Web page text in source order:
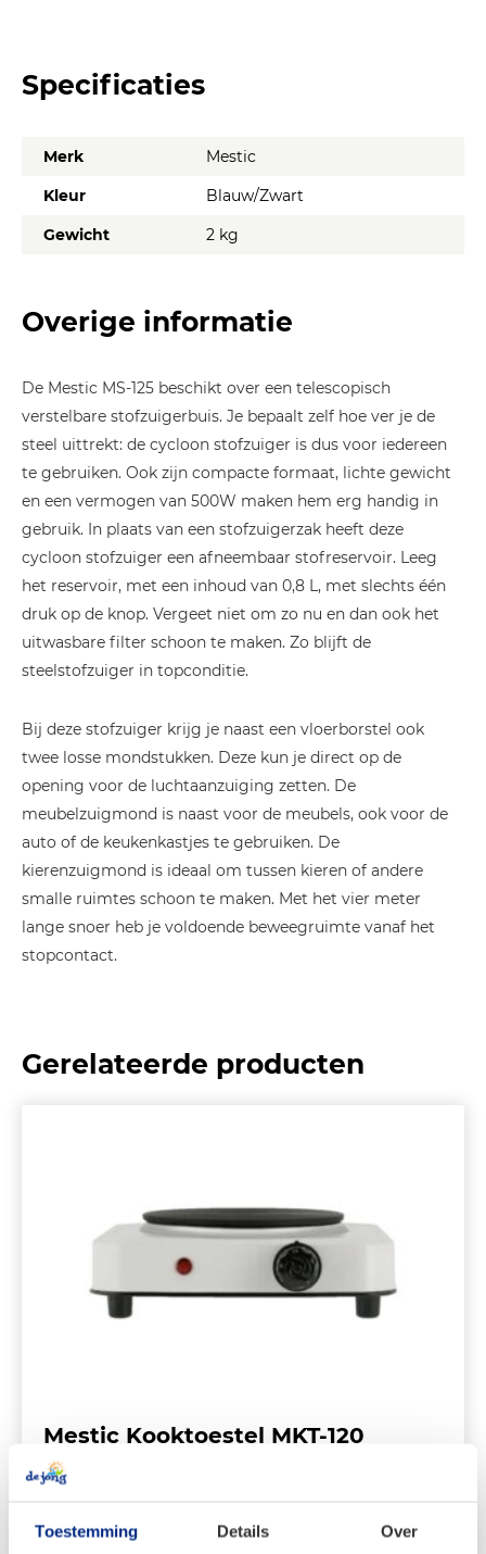
Toestemming Details Over
Specificaties
Merk
Mestic
Kleur
Blauw/Zwart
Gewicht
2 kg
Overige informatie
De Mestic MS-125 beschikt over een telescopisch
verstelbare stofzuigerbuis. Je bepaalt zelf hoe ver je de
steel uittrekt: de cycloon stofzuiger is dus voor iedereen
te gebruiken. Ook zijn compacte formaat, lichte gewicht
en een vermogen van 500W maken hem erg handig in
gebruik. In plaats van een stofzuigerzak heeft deze
cycloon stofzuiger een afneembaar stofreservoir. Leeg
het reservoir, met een inhoud van 0,8 L, met slechts één
druk op de knop. Vergeet niet om zo nu en dan ook het
uitwasbare filter schoon te maken. Zo blijft de
steelstofzuiger in topconditie.
Bij deze stofzuiger krijg je naast een vloerborstel ook
twee losse mondstukken. Deze kun je direct op de
opening voor de luchtaanzuiging zetten. De
meubelzuigmond is naast voor de meubels, ook voor de
auto of de keukenkastjes te gebruiken. De
kierenzuigmond is ideaal om tussen kieren of andere
smalle ruimtes schoon te maken. Met het vier meter
lange snoer heb je voldoende beweegruimte vanaf het
stopcontact.
Gerelateerde producten
Mestic Kooktoestel MKT-120
Oorspronkelijke
€16,99 Huidige